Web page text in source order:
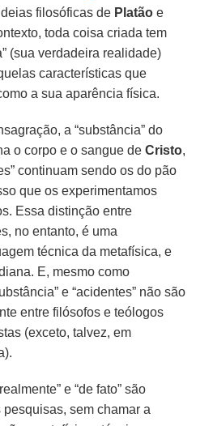
filosóficas de Platão e
toda coisa criada tem
(sua verdadeira realidade)
características que
a sua aparência física.
a “substância” do
o corpo e o sangue deCristo,
continuam sendo os do pão
que os experimentamos
Essa distinção entre
no entanto, é uma
técnica da metafísica, e
E, mesmo como
e “acidentes” não são
entre filósofos e teólogos
(exceto, talvez, em
e “de fato” são
sem chamar a